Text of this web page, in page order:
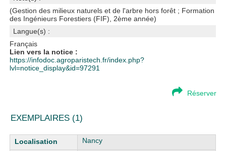
(Gestion des milieux naturels et de l'arbre hors forêt ; Formation
des Ingénieurs Forestiers (FIF), 2ème année)
Langue(s) :
Français
Lien vers la notice :
https://infodoc.agroparistech.fr/index.php?
lvl=notice_display&id=97291
Réserver
EXEMPLAIRES (1)
Liste des exemplaires
Nancy